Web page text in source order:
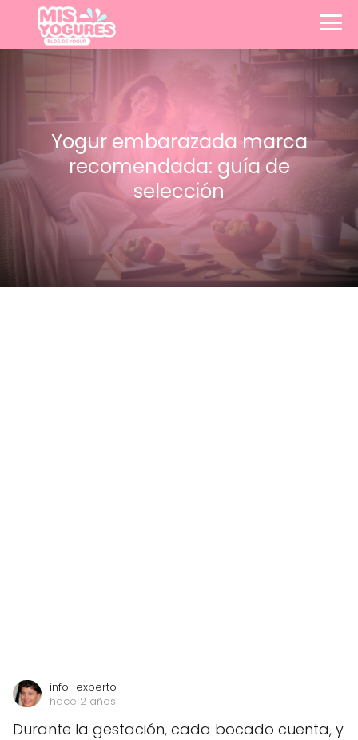
Yogur embarazada marca
recomendada: guía de
selección
info_experto
hace 2 años
Durante la gestación, cada bocado cuenta, y